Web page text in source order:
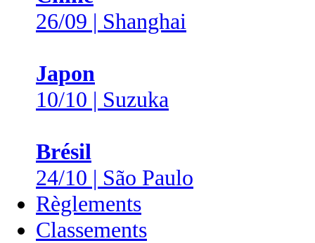
26/09 | Shanghai
Japon
10/10 | Suzuka
Brésil
24/10 | São Paulo
Règlements
Classements